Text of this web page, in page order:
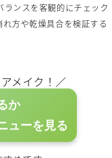
ランスを客観的にチェック
方や乾燥具合を検証する
メイク！／
か
ューを見る